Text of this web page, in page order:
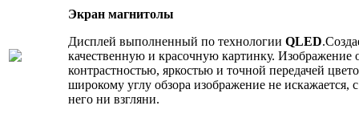
Экран магнитолы
Дисплей выполненный по технологии QLED
качественную и красочную картинку. Изображение
контрастностью, яркостью и точной передачей
широкому углу обзора изображение не искажается,
него ни взгляни.